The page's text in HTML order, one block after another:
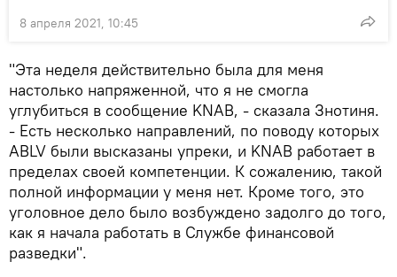
8 апреля 2021, 10:45
"Эта неделя действительно была для меня
настолько напряженной, что я не смогла
углубиться в сообщение KNAB, - сказала Знотиня.
- Есть несколько направлений, по поводу которых
ABLV были высказаны упреки, и KNAB работает в
пределах своей компетенции. К сожалению, такой
полной информации у меня нет. Кроме того, это
уголовное дело было возбуждено задолго до того,
как я начала работать в Службе финансовой
разведки".